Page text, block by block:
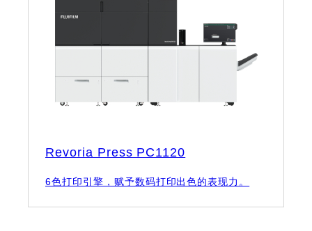
Revoria Press PC1120
6色打印引擎，赋予数码打印出色的表现力。